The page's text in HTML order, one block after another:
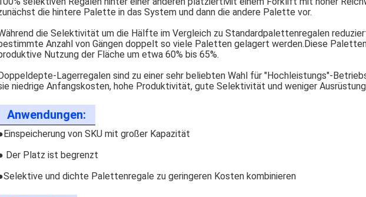
die hintere Palette in das System und dann die andere Palette vor.
die Selektivität um die Hälfte im Vergleich zu Standardpalettenregalen
Anzahl von Gängen doppelt so viele Paletten gelagert werden.Diese
Nutzung der Fläche um etwa 60% bis 65%.
Lagerregalen sind zu einer sehr beliebten Wahl für "Hochleistungs"-
niedrige Anfangskosten, hohe Produktivität, gute Selektivität und weniger
Anwendungen:
von SKU mit großer Kapazität
Der Platz ist begrenzt
und dichte Palettenregale zu geringeren Kosten kombinieren